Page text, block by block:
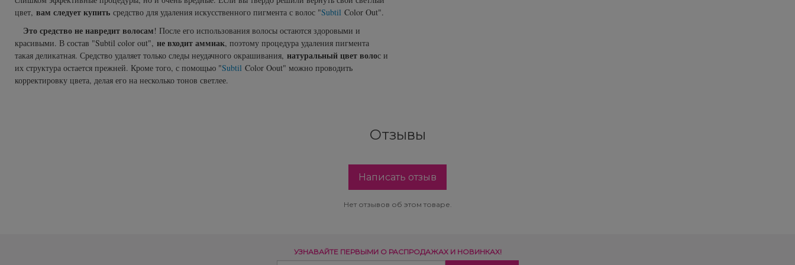
цвет, вам следует купить средство для удаления искусственного пигмента с волос "Subtil Color Out".
Это средство не навредит волосам! После его использования волосы остаются здоровыми и
красивыми. В состав "Subtil color out", не входит аммиак, поэтому процедура удаления пигмента
такая деликатная. Средство удаляет только следы неудачного окрашивания, натуральный цвет волос и
их структура остается прежней. Кроме того, с помощью "Subtil Color Oout" можно проводить
корректировку цвета, делая его на несколько тонов светлее.
Отзывы
Написать отзыв
Нет отзывов об этом товаре.
УЗНАВАЙТЕ ПЕРВЫМИ О РАСПРОДАЖАХ И НОВИНКАХ!
Subtil Global Lift - Глубокое восстановление
Subtil Man XY - Серия для мужчин: для ухода и укладки
Subtil Retouch Lab - защита цвета волос
You Look Glamour
You Look Professional